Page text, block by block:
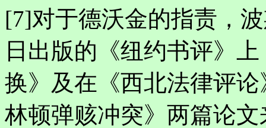
[7]对于德沃金的指责，
日出版的《纽约书评》
换》及在《西北法律评
林顿弹赅冲突》两篇论